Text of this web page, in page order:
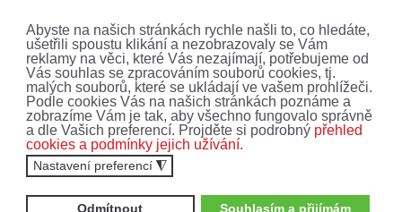
Abyste na našich stránkách rychle našli to, co hledáte,
ušetřili spoustu klikání a nezobrazovaly se Vám
reklamy na věci, které Vás nezajímají, potřebujeme od
Vás souhlas se zpracováním souborů cookies, tj.
malých souborů, které se ukládají ve vašem prohlížeči.
Podle cookies Vás na našich stránkách poznáme a
zobrazíme Vám je tak, aby všechno fungovalo správně
a dle Vašich preferencí. Projděte si podrobný přehled
cookies a podmínky jejich užívání.
Nastavení preferencí ◮
Odmítnout Souhlasím a přijímám